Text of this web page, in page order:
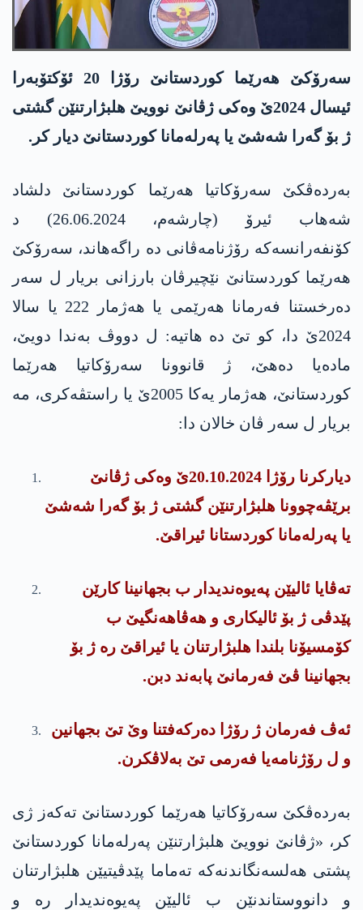
سەرۆکێ هەرێما کوردستانێ رۆژا 20 ئۆكتۆبه‌را
ئیسال 2024ێ وەکی ژڤانێ نوویێ هلبژارتنێن گشتی
ژ بۆ گەرا شەشێ یا پەرلەمانا کوردستانێ دیار کر.
بەردەڤکێ سەرۆکاتیا هەرێما کوردستانێ دلشاد
شەهاب ئیرۆ (چارشەم، 26.06.2024) د
کۆنفەرانسەکە رۆژنامەڤانی دە راگەهاند، سەرۆکێ
هەرێما کوردستانێ نێچیرڤان بارزانی بریار ل سەر
دەرخستنا فەرمانا هەرێمی یا هەژمار 222 یا سالا
2024ێ دا، کو تێ دە هاتیە: ل دووڤ بەندا دویێ،
مادەیا دەهێ، ژ قانوونا سەرۆکاتیا هەرێما
کوردستانێ، هەژمار یەکا 2005ێ یا راستڤه‌كری، مە
بریار ل سەر ڤان خالان دا:
دیارکرنا رۆژا 20.10.2024ێ وەکی ژڤانێ
برێڤەچوونا هلبژارتنێن گشتی ژ بۆ گەرا شەشێ
یا پەرلەمانا کوردستانا ئیراقێ.
تەڤایا ئالیێن پەیوەندیدار ب بجهانینا کارێن
پێدڤی ژ بۆ ئالیکاری و هەڤاهەنگیێ ب
کۆمسیۆنا بلندا هلبژارتنان یا ئیراقێ رە ژ بۆ
بجهانینا ڤێ فەرمانێ پابەند دبن.
ئەڤ فەرمان ژ رۆژا دەرکەفتنا وێ تێ بجهانین
و ل رۆژنامەیا فەرمی تێ بەلاڤکرن.
بەردەڤکێ سەرۆکاتیا هەرێما کوردستانێ تەکەز ژی
کر، «ژڤانێ نوویێ هلبژارتنێن پەرلەمانا کوردستانێ
پشتی هەلسەنگاندنەکە تەماما پێدڤیتیێن هلبژارتنان
و دانووستاندنێن ب ئالیێن پەیوەندیدار رە و